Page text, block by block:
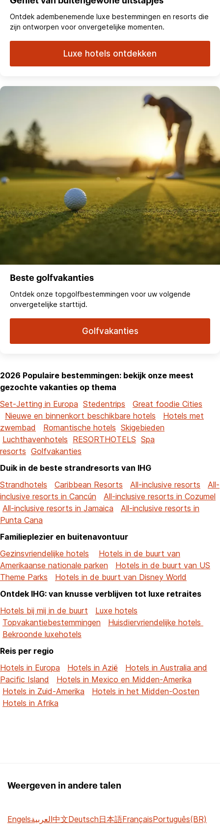
Ontdek adembenemende luxe bestemmingen en resorts die
zijn ontworpen voor onvergetelijke momenten.
Luxe hotels ontdekken
Beste golfvakanties
Ontdek onze topgolfbestemmingen voor uw volgende
onvergetelijke starttijd.
Golfvakanties
2026 Populaire bestemmingen: bekijk onze meest
gezochte vakanties op thema
Set-Jetting in Europa Stedentrips
Great foodie Cities
Nieuwe en binnenkort beschikbare hotels
Hotels met
zwembad
Romantische hotels Skigebieden
Luchthavenhotels RESORTHOTELS Spa
resorts Golfvakanties
Duik in de beste strandresorts van IHG
Strandhotels
Caribbean Resorts All-inclusive resorts
All-
inclusive resorts in Cancún
All-inclusive resorts in Cozumel
All-inclusive resorts in Jamaica
All-inclusive resorts in
Punta Cana
Familieplezier en buitenavontuur
Gezinsvriendelijke hotels
Hotels in de buurt van
Amerikaanse nationale parken
Hotels in de buurt van US
Theme Parks
Hotels in de buurt van Disney World
Ontdek IHG: van knusse verblijven tot luxe retraites
Hotels bij mij in de buurt
Luxe hotels
Topvakantiebestemmingen
Huisdiervriendelijke hotels
Bekroonde luxehotels
Reis per regio
Hotels in Europa
Hotels in Azië
Hotels in Australia and
Pacific Island
Hotels in Mexico en Midden-Amerika
Hotels in Zuid-Amerika
Hotels in het Midden-Oosten
Hotels in Afrika
Weergeven in andere talen
Engelsالعربية中文Deutsch日本語FrançaisPortuguês(BR)